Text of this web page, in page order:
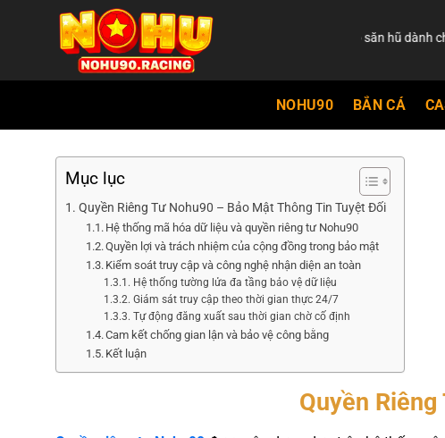
NOHU90.com | Sân chơi đỉnh cao săn hũ dành cho những
NOHU90 BẮN CÁ
Mục lục
Quyền Riêng Tư Nohu90 – Bảo Mật Thông Tin Tuyệt Đối
Hệ thống mã hóa dữ liệu và quyền riêng tư Nohu90
Quyền lợi và trách nhiệm của cộng đồng trong bảo mật
Kiểm soát truy cập và công nghệ nhận diện an toàn
Hệ thống tường lửa đa tầng bảo vệ dữ liệu
Giám sát truy cập theo thời gian thực 24/7
Tự động đăng xuất sau thời gian chờ cố định
Cam kết chống gian lận và bảo vệ công bằng
Kết luận
Quyền